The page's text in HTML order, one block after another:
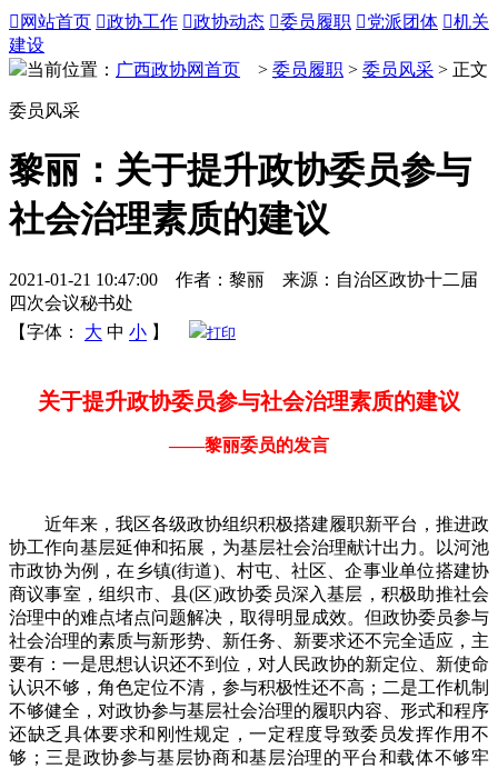
 网站首页 政协工作 政协动态 委员履职 党派团体 机关
建设
当前位置： 广西政协网首页 > 委员履职 > 委员风采 > 正文
委员风采
黎丽：关于提升政协委员参与
社会治理素质的建议
2021-01-21 10:47:00 作者：黎丽 来源：自治区政协十二届
四次会议秘书处
【字体：
大 中 小 】 打印
关于提升政协委员参与社会治理素质的建议
——黎丽委员的发言
近年来，我区各级政协组织积极搭建履职新平台，推进政
协工作向基层延伸和拓展，为基层社会治理献计出力。以河池
市政协为例，在乡镇(街道)、村屯、社区、企事业单位搭建协
商议事室，组织市、县(区)政协委员深入基层，积极助推社会
治理中的难点堵点问题解决，取得明显成效。但政协委员参与
社会治理的素质与新形势、新任务、新要求还不完全适应，主
要有：一是思想认识还不到位，对人民政协的新定位、新使命
认识不够，角色定位不清，参与积极性还不高；二是工作机制
不够健全，对政协参与基层社会治理的履职内容、形式和程序
还缺乏具体要求和刚性规定，一定程度导致委员发挥作用不
够；三是政协参与基层协商和基层治理的平台和载体不够牢